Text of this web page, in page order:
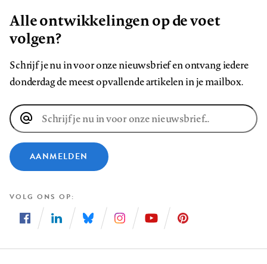
Alle ontwikkelingen op de voet
volgen?
Schrijf je nu in voor onze nieuwsbrief en ontvang iedere
donderdag de meest opvallende artikelen in je mailbox.
E-
mailadres
AANMELDEN
VOLG ONS OP
ons
ons
ons
ons
ons
ons